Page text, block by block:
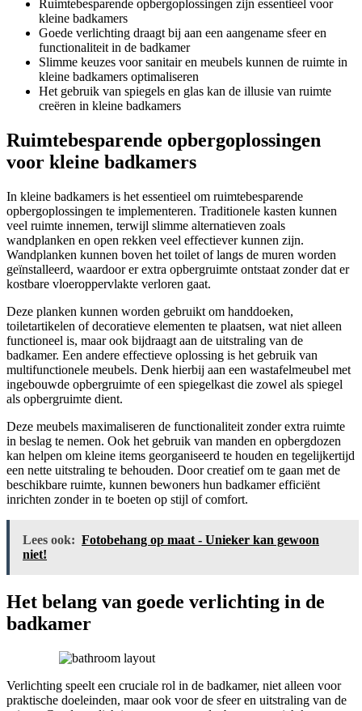
Ruimtebesparende opbergoplossingen zijn essentieel voor
kleine badkamers
Goede verlichting draagt bij aan een aangename sfeer en
functionaliteit in de badkamer
Slimme keuzes voor sanitair en meubels kunnen de ruimte in
kleine badkamers optimaliseren
Het gebruik van spiegels en glas kan de illusie van ruimte
creëren in kleine badkamers
Ruimtebesparende opbergoplossingen
voor kleine badkamers
In kleine badkamers is het essentieel om ruimtebesparende
opbergoplossingen te implementeren. Traditionele kasten kunnen
veel ruimte innemen, terwijl slimme alternatieven zoals
wandplanken en open rekken veel effectiever kunnen zijn.
Wandplanken kunnen boven het toilet of langs de muren worden
geïnstalleerd, waardoor er extra opbergruimte ontstaat zonder dat er
kostbare vloeroppervlakte verloren gaat.
Deze planken kunnen worden gebruikt om handdoeken,
toiletartikelen of decoratieve elementen te plaatsen, wat niet alleen
functioneel is, maar ook bijdraagt aan de uitstraling van de
badkamer. Een andere effectieve oplossing is het gebruik van
multifunctionele meubels. Denk hierbij aan een wastafelmeubel met
ingebouwde opbergruimte of een spiegelkast die zowel als spiegel
als opbergruimte dient.
Deze meubels maximaliseren de functionaliteit zonder extra ruimte
in beslag te nemen. Ook het gebruik van manden en opbergdozen
kan helpen om kleine items georganiseerd te houden en tegelijkertijd
een nette uitstraling te behouden. Door creatief om te gaan met de
beschikbare ruimte, kunnen bewoners hun badkamer efficiënt
inrichten zonder in te boeten op stijl of comfort.
Lees ook: Fotobehang op maat - Unieker kan gewoon
niet!
Het belang van goede verlichting in de
badkamer
Verlichting speelt een cruciale rol in de badkamer, niet alleen voor
praktische doeleinden, maar ook voor de sfeer en uitstraling van de